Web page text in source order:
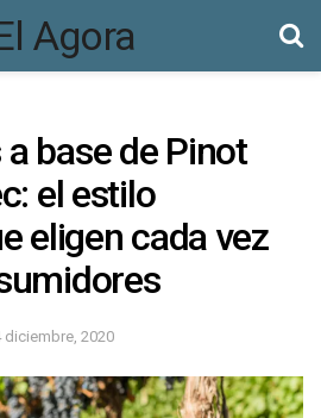
base de Pinot
el estilo
eligen cada vez
diciembre, 2020